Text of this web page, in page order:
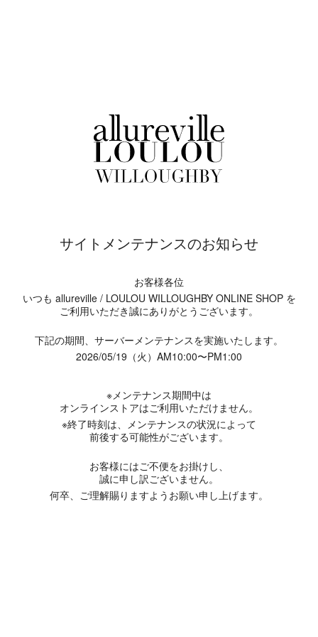
サイトメンテナンスのお知らせ
お客様各位
いつも allureville / LOULOU WILLOUGHBY ONLINE SHOP を
ご利用いただき誠にありがとうございます。
下記の期間、サーバーメンテナンスを実施いたします。
2026/05/19（火）AM10:00〜PM1:00
※メンテナンス期間中は
オンラインストアはご利用いただけません。
※終了時刻は、メンテナンスの状況によって
前後する可能性がございます。
お客様にはご不便をお掛けし、
誠に申し訳ございません。
何卒、ご理解賜りますようお願い申し上げます。